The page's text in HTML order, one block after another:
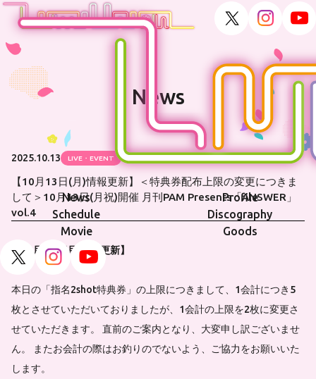
News
Profile
Schedule
Discography
Movie
Goods
News
2025.10.13 LIVE・EVENT
【10月13日(月)情報更新】＜特典券配布上限の変更につきま
して＞10月13日(月祝)開催 月刊PAM Presents「ANSWER」
vol.4
【10月13日(月)情報更新】
本日の「指名2shot特典券」の上限につきまして、1会計につき5
枚とさせていただいておりましたが、1会計の上限を2枚に変更さ
せていただきます。 直前のご案内となり、大変申し訳ございませ
ん。 またお会計の際はお釣りのでないよう、ご協力をお願いいた
します。